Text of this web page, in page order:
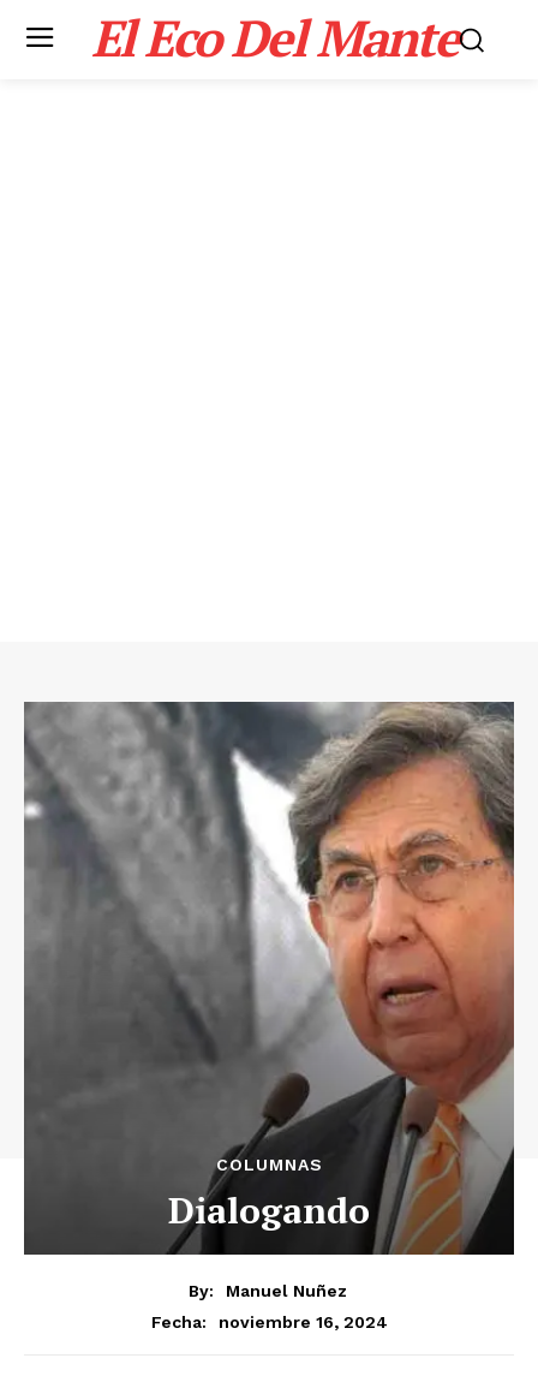
El Eco Del Mante
COLUMNAS
Dialogando
By:
Manuel Nuñez
Fecha:
noviembre 16, 2024